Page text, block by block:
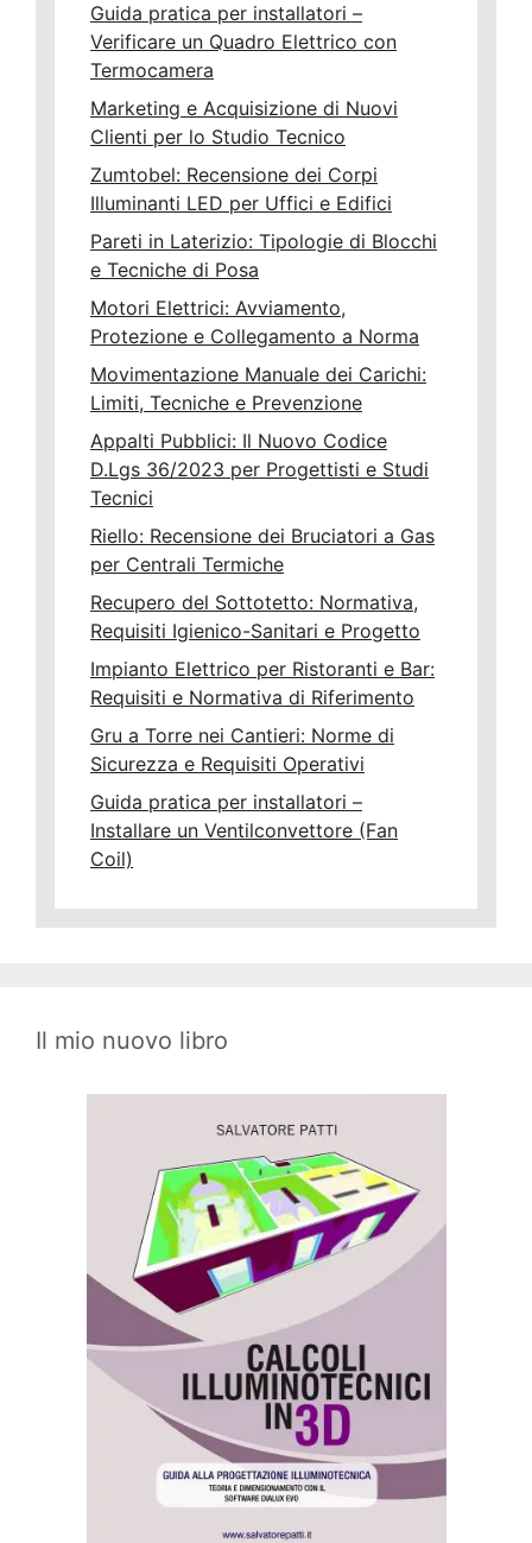
Guida pratica per installatori –
Verificare un Quadro Elettrico con
Termocamera
Marketing e Acquisizione di Nuovi
Clienti per lo Studio Tecnico
Zumtobel: Recensione dei Corpi
Illuminanti LED per Uffici e Edifici
Pareti in Laterizio: Tipologie di Blocchi
e Tecniche di Posa
Motori Elettrici: Avviamento,
Protezione e Collegamento a Norma
Movimentazione Manuale dei Carichi:
Limiti, Tecniche e Prevenzione
Appalti Pubblici: Il Nuovo Codice
D.Lgs 36/2023 per Progettisti e Studi
Tecnici
Riello: Recensione dei Bruciatori a Gas
per Centrali Termiche
Recupero del Sottotetto: Normativa,
Requisiti Igienico-Sanitari e Progetto
Impianto Elettrico per Ristoranti e Bar:
Requisiti e Normativa di Riferimento
Gru a Torre nei Cantieri: Norme di
Sicurezza e Requisiti Operativi
Guida pratica per installatori –
Installare un Ventilconvettore (Fan
Coil)
Il mio nuovo libro